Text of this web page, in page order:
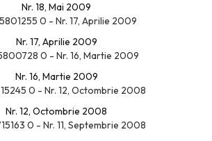
Nr. 18, Mai 2009
Nr. 17, Aprilie 2009
Nr. 16, Martie 2009
Nr. 12, Octombrie 2008